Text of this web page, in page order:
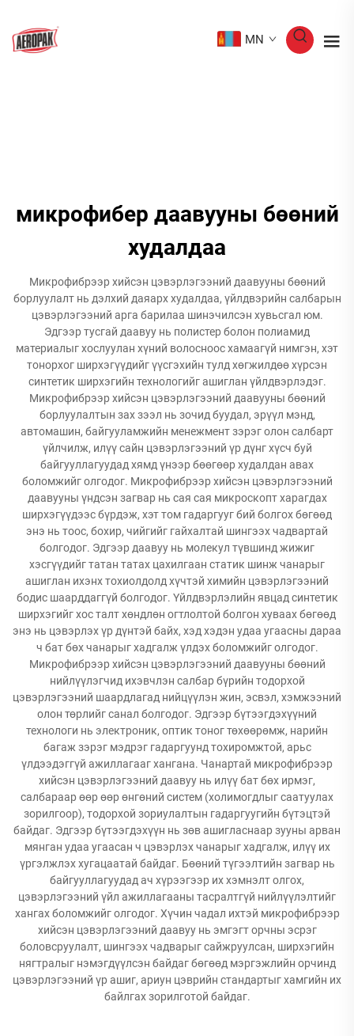
MN
микрофибер даавууны бөөний
худалдаа
Микрофибрээр хийсэн цэвэрлэгээний даавууны бөөний
борлуулалт нь дэлхий даяарх худалдаа, үйлдвэрийн салбарын
цэвэрлэгээний арга барилаа шинэчилсэн хувьсгал юм.
Эдгээр тусгай даавуу нь полистер болон полиамид
материалыг хослуулан хүний волосноос хамаагүй нимгэн, хэт
тонорхог ширхэгүүдийг үүсгэхийн тулд хөгжилдөө хүрсэн
синтетик ширхэгийн технологийг ашиглан үйлдвэрлэдэг.
Микрофибрээр хийсэн цэвэрлэгээний даавууны бөөний
борлуулалтын зах зээл нь зочид буудал, эрүүл мэнд,
автомашин, байгууламжийн менежмент зэрэг олон салбарт
үйлчилж, илүү сайн цэвэрлэгээний үр дүнг хүсч буй
байгууллагуудад хямд үнээр бөөгөөр худалдан авах
боломжийг олгодог. Микрофибрээр хийсэн цэвэрлэгээний
даавууны үндсэн загвар нь сая сая микроскопт харагдах
ширхэгүүдээс бүрдэж, хэт том гадаргууг бий болгох бөгөөд
энэ нь тоос, бохир, чийгийг гайхалтай шингээх чадвартай
болгодог. Эдгээр даавуу нь молекул түвшинд жижиг
хэсгүүдийг татан татах цахилгаан статик шинж чанарыг
ашиглан ихэнх тохиолдолд хүчтэй химийн цэвэрлэгээний
бодис шаарддаггүй болгодог. Үйлдвэрлэлийн явцад синтетик
ширхэгийг хос талт хөндлөн огтлолтой болгон хуваах бөгөөд
энэ нь цэвэрлэх үр дүнтэй байх, хэд хэдэн удаа угаасны дараа
ч бат бөх чанарыг хадгалж үлдэх боломжийг олгодог.
Микрофибрээр хийсэн цэвэрлэгээний даавууны бөөний
нийлүүлэгчид ихэвчлэн салбар бүрийн тодорхой
цэвэрлэгээний шаардлагад нийцүүлэн жин, эсвэл, хэмжээний
олон төрлийг санал болгодог. Эдгээр бүтээгдэхүүний
технологи нь электроник, оптик тоног төхөөрөмж, нарийн
багаж зэрэг мэдрэг гадаргуунд тохиромжтой, арьс
үлдээдэггүй ажиллагааг хангана. Чанартай микрофибрээр
хийсэн цэвэрлэгээний даавуу нь илүү бат бөх ирмэг,
салбараар өөр өөр өнгөний систем (холимогдлыг саатуулах
зорилгоор), тодорхой зориулалтын гадаргуугийн бүтэцтэй
байдаг. Эдгээр бүтээгдэхүүн нь зөв ашигласнаар зууны арван
мянган удаа угаасан ч цэвэрлэх чанарыг хадгалж, илүү их
үргэлжлэх хугацаатай байдаг. Бөөний түгээлтийн загвар нь
байгууллагуудад ач хүрээгээр их хэмнэлт олгох,
цэвэрлэгээний үйл ажиллагааны тасралтгүй нийлүүлэлтийг
хангах боломжийг олгодог. Хүчин чадал ихтэй микрофибрээр
хийсэн цэвэрлэгээний даавуу нь эмгэгт орчны эсрэг
боловсруулалт, шингээх чадварыг сайжруулсан, ширхэгийн
нягтралыг нэмэгдүүлсэн байдаг бөгөөд мэргэжлийн орчинд
цэвэрлэгээний үр ашиг, ариун цэврийн стандартыг хамгийн их
байлгах зорилготой байдаг.